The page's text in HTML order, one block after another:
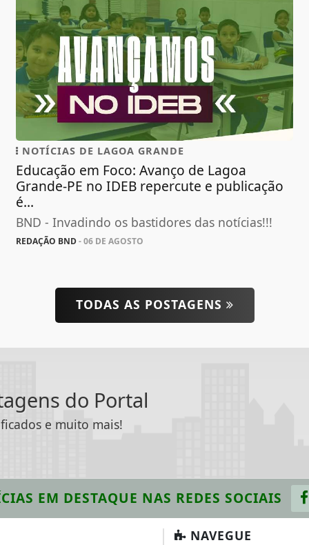
NOTÍCIAS DE LAGOA GRANDE
Educação em Foco: Avanço de Lagoa
Grande-PE no IDEB repercute e publicação
é...
BND - Invadindo os bastidores das notícias!!!
REDAÇÃO BND- 06 DE AGOSTO
TODAS AS POSTAGENS
do Portal
e muito mais!
EM DESTAQUE NAS REDES SOCIAIS
NAVEGUE